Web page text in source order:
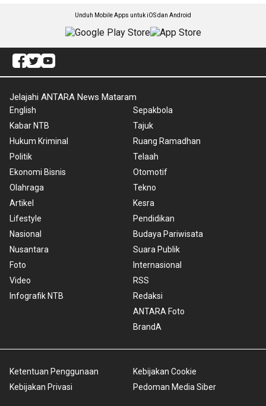
Unduh Mobile Apps untuk iOS dan Android
Jelajahi ANTARA News Mataram
English
Kabar NTB
Hukum Kriminal
Politik
Ekonomi Bisnis
Olahraga
Artikel
Lifestyle
Nasional
Nusantara
Foto
Video
Infografik NTB
Sepakbola
Tajuk
Ruang Ramadhan
Telaah
Otomotif
Tekno
Kesra
Pendidikan
Budaya Pariwisata
Suara Publik
Internasional
RSS
Redaksi
ANTARA Foto
BrandA
Ketentuan Penggunaan
Kebijakan Privasi
Kebijakan Cookie
Pedoman Media Siber